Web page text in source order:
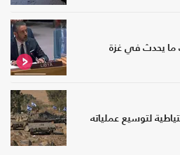
ما يحدث في غزة
لتوسيع عملياته